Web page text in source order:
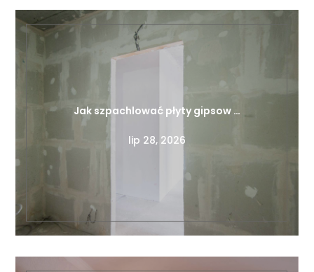
Jak szpachlować płyty gipsow …
lip 28, 2026